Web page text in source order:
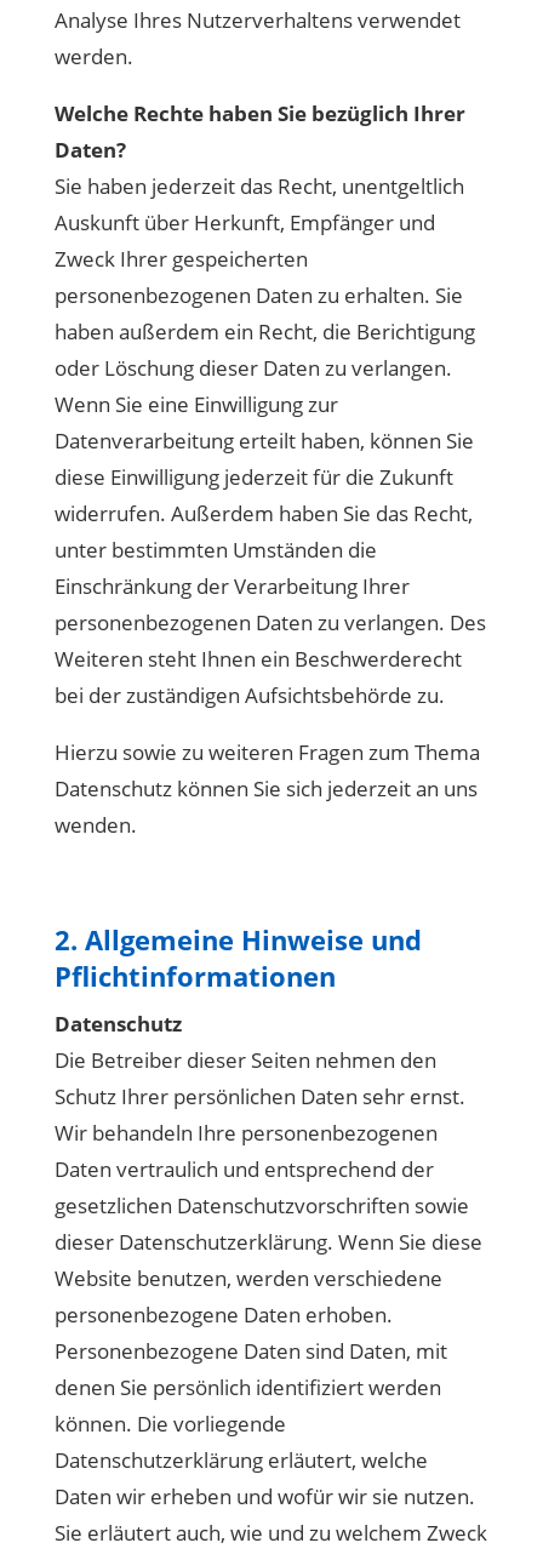
Analyse Ihres Nutzerverhaltens verwendet
werden.
Welche Rechte haben Sie bezüglich Ihrer
Daten?
Sie haben jederzeit das Recht, unentgeltlich
Auskunft über Herkunft, Empfänger und
Zweck Ihrer gespeicherten
personenbezogenen Daten zu erhalten. Sie
haben außerdem ein Recht, die Berichtigung
oder Löschung dieser Daten zu verlangen.
Wenn Sie eine Einwilligung zur
Datenverarbeitung erteilt haben, können Sie
diese Einwilligung jederzeit für die Zukunft
widerrufen. Außerdem haben Sie das Recht,
unter bestimmten Umständen die
Einschränkung der Verarbeitung Ihrer
personenbezogenen Daten zu verlangen. Des
Weiteren steht Ihnen ein Beschwerderecht
bei der zuständigen Aufsichtsbehörde zu.
Hierzu sowie zu weiteren Fragen zum Thema
Datenschutz können Sie sich jederzeit an uns
wenden.
2. Allgemeine Hinweise und
Pflichtinformationen
Datenschutz
Die Betreiber dieser Seiten nehmen den
Schutz Ihrer persönlichen Daten sehr ernst.
Wir behandeln Ihre personenbezogenen
Daten vertraulich und entsprechend der
gesetzlichen Datenschutzvorschriften sowie
dieser Datenschutzerklärung. Wenn Sie diese
Website benutzen, werden verschiedene
personenbezogene Daten erhoben.
Personenbezogene Daten sind Daten, mit
denen Sie persönlich identifiziert werden
können. Die vorliegende
Datenschutzerklärung erläutert, welche
Daten wir erheben und wofür wir sie nutzen.
Sie erläutert auch, wie und zu welchem Zweck